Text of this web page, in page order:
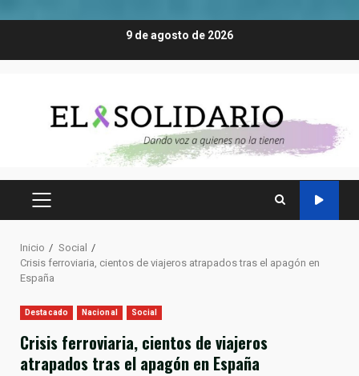
9 de agosto de 2026
MENÚ
Inicio
Social
Crisis ferroviaria, cientos de viajeros atrapados tras el apagón en
España
Destacado Nacional Social
Crisis ferroviaria, cientos de viajeros
atrapados tras el apagón en España